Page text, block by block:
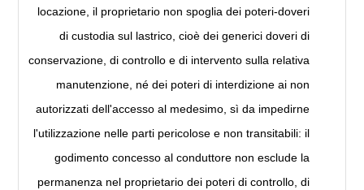
locazione, il proprietario non spoglia dei poteri-doveri
di custodia sul lastrico, cioè dei generici doveri di
conservazione, di controllo e di intervento sulla relativa
manutenzione, né dei poteri di interdizione ai non
autorizzati dell'accesso al medesimo, sì da impedirne
l'utilizzazione nelle parti pericolose e non transitabili: il
godimento concesso al conduttore non esclude la
permanenza nel proprietario dei poteri di controllo, di